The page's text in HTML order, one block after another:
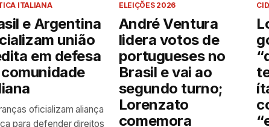
ITALIANA
e Argentina
união
em defesa
oficializam aliança
para defender direitos
ELEIÇÕES 2026
André Ventura
lidera votos de
portugueses no
Brasil e vai ao
segundo turno;
Lorenzato
comemora